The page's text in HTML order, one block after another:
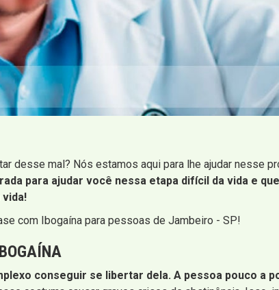
desse mal? Nós estamos aqui para lhe ajudar nesse
para ajudar você nessa etapa difícil da vida e
com Ibogaína para pessoas de Jambeiro - SP!
conseguir se libertar dela. A pessoa pouco a